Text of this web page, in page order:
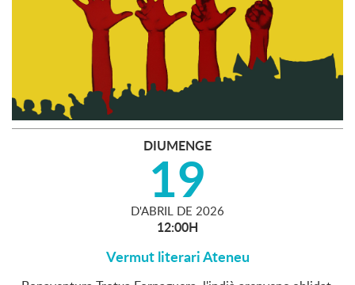
DIUMENGE
19
D'ABRIL DE 2026
12:00H
Vermut literari Ateneu